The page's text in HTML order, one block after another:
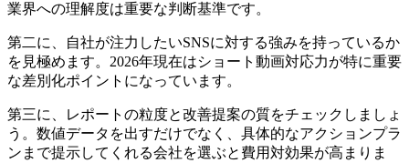
業界への理解度は重要な判断基準です。
第二に、自社が注力したいSNSに対する強みを持っているか
を見極めます。2026年現在はショート動画対応力が特に重要
な差別化ポイントになっています。
第三に、レポートの粒度と改善提案の質をチェックしましょ
う。数値データを出すだけでなく、具体的なアクションプラ
ンまで提示してくれる会社を選ぶと費用対効果が高まりま